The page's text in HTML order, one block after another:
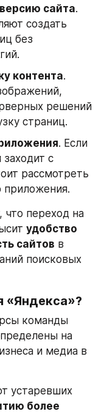
сайта.
создать
без
контента.
решений
страниц.
. Если
с
рассмотреть
приложения.
что переход на
удобство
сайтов в
поисковых
«Яндекса»?
команды
и медиа в
устаревших
более